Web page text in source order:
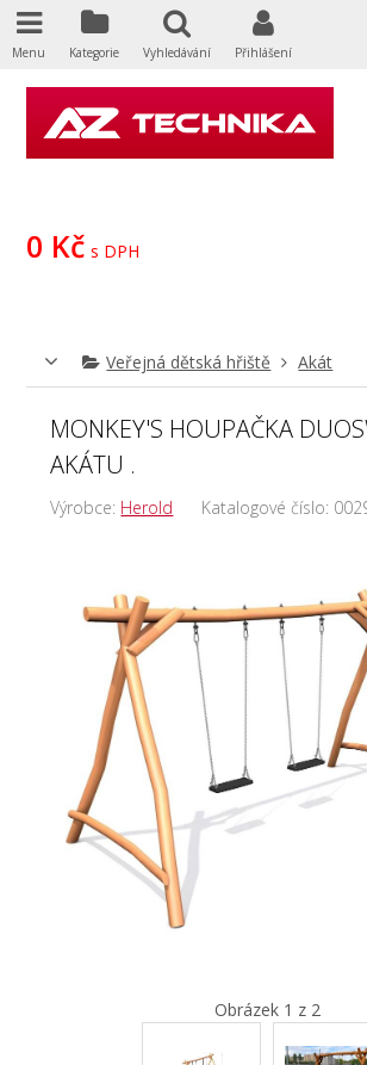
0 Kč s DPH
Veřejná dětská hřiště Akát
MONKEY'S HOUPAČKA
AKÁTU .
Výrobce: Herold Katalogové číslo:
Obrázek 1 z 2
Menu Kategorie Vyhledávání Přihlášení